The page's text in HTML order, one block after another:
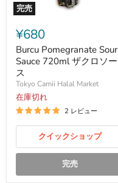
完売
Pomegranate
Sour
Sauce
720ml
ザ
ク
ロ
ソ
ー
ス
¥680
Burcu Pomegranate Sour
Sauce 720ml ザクロソー
ス
Tokyo Camii Halal Market
在庫切れ
2 レビュー
クイックショップ
完売